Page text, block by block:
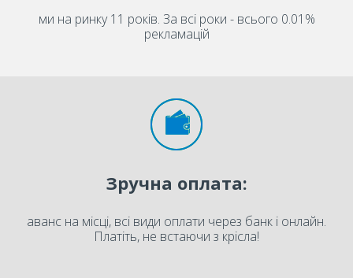
ми на ринку 11 років. За всі роки - всього 0.01%
рекламацій
Зручна оплата:
аванс на місці, всі види оплати через банк і онлайн.
Платіть, не встаючи з крісла!